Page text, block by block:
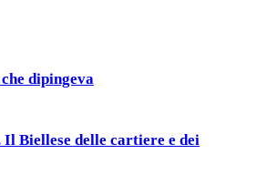
dipingeva
Biellese delle cartiere e dei